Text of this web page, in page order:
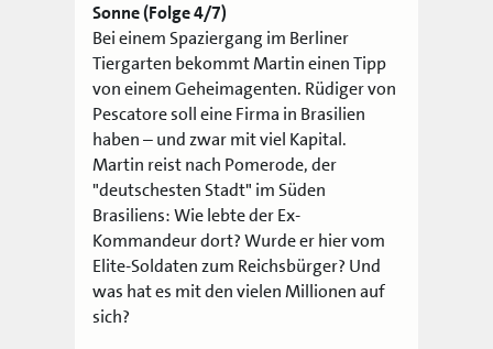
Sonne (Folge 4/7)
Bei einem Spaziergang im Berliner
Tiergarten bekommt Martin einen Tipp
von einem Geheimagenten. Rüdiger von
Pescatore soll eine Firma in Brasilien
haben – und zwar mit viel Kapital.
Martin reist nach Pomerode, der
"deutschesten Stadt" im Süden
Brasiliens: Wie lebte der Ex-
Kommandeur dort? Wurde er hier vom
Elite-Soldaten zum Reichsbürger? Und
was hat es mit den vielen Millionen auf
sich?